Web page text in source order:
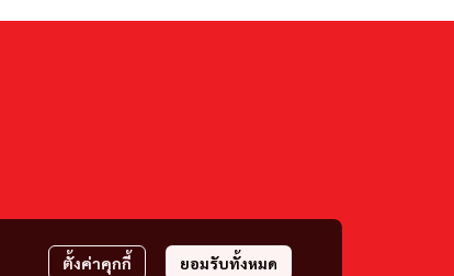
ตั้งค่าคุกกี้ ยอมรับทั้งหมด